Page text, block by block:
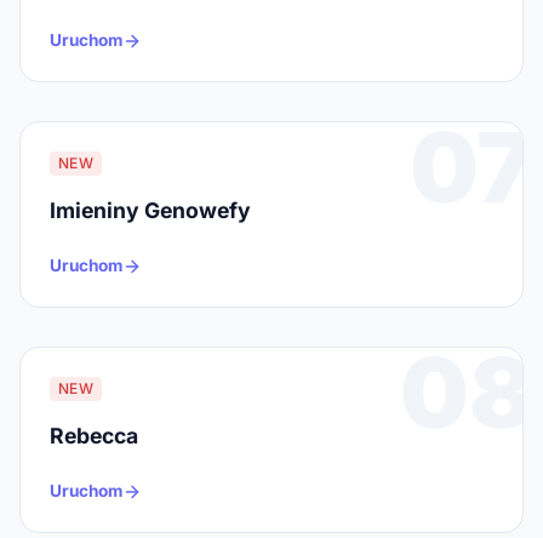
Uruchom
07
NEW
Imieniny Genowefy
Uruchom
08
NEW
Rebecca
Uruchom